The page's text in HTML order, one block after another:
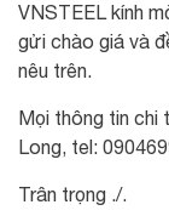
VNSTEEL kính
gửi chào giá và
nêu trên.
Mọi thông tin chi
Long, tel:
Trân trọng ./.